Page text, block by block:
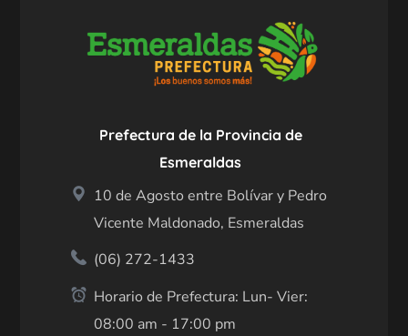
Prefectura de la Provincia de
Esmeraldas
10 de Agosto entre Bolívar y Pedro
Vicente Maldonado, Esmeraldas
(06) 272-1433
Horario de Prefectura: Lun- Vier:
08:00 am - 17:00 pm